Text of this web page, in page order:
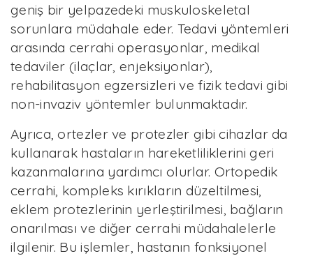
geniş bir yelpazedeki muskuloskeletal
sorunlara müdahale eder. Tedavi yöntemleri
arasında cerrahi operasyonlar, medikal
tedaviler (ilaçlar, enjeksiyonlar),
rehabilitasyon egzersizleri ve fizik tedavi gibi
non-invaziv yöntemler bulunmaktadır.
Ayrıca, ortezler ve protezler gibi cihazlar da
kullanarak hastaların hareketliliklerini geri
kazanmalarına yardımcı olurlar. Ortopedik
cerrahi, kompleks kırıkların düzeltilmesi,
eklem protezlerinin yerleştirilmesi, bağların
onarılması ve diğer cerrahi müdahalelerle
ilgilenir. Bu işlemler, hastanın fonksiyonel